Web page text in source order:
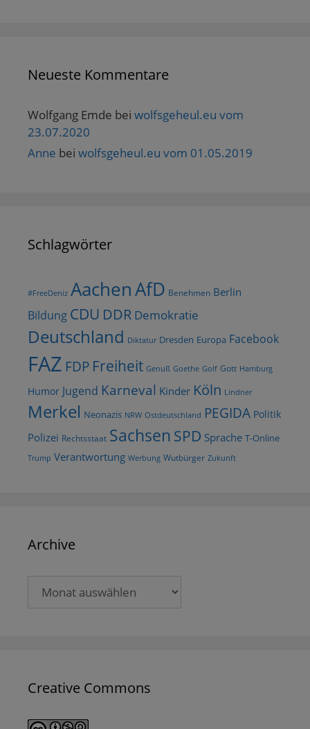
Neueste Kommentare
Wolfgang Emde bei wolfsgeheul.eu vom
23.07.2020
Anne bei wolfsgeheul.eu vom 01.05.2019
Schlagwörter
#FreeDeniz AachenAfD Benehmen Berlin
Bildung CDU DDR Demokratie
Deutschland Diktatur Dresden Europa Facebook
FAZ FDP Freiheit Genuß Goethe Golf Gott Hamburg
Humor Jugend Karneval Kinder Köln Lindner
Merkel Neonazis NRW Ostdeutschland PEGIDA Politik
Polizei Rechtsstaat Sachsen SPD Sprache T-Online
Trump Verantwortung Werbung Wutbürger Zukunft
Archive
Creative Commons